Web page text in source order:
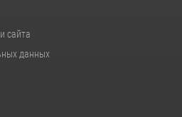
сайта
данных